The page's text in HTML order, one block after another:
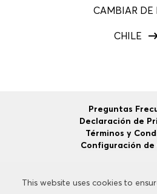
This website uses cookies to
This website uses cookies to
CAMBIAR DE
CHILE
Preguntas
Declaración de
Términos y
Configuración de